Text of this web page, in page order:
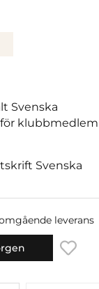
Svenska
för
Svenska
leverans